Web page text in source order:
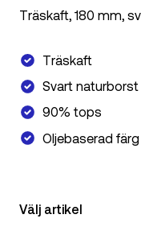
Träskaft, 180 mm,
Träskaft
Svart naturborst
90% tops
Oljebaserad färg
Välj artikel